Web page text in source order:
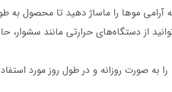
آرامی موها را ماساژ دهید تا محصول به
از دستگاه‌های حرارتی مانند سشوار،
به صورت روزانه و در طول روز مورد